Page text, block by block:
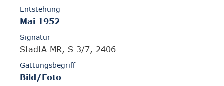
Entstehung
Mai 1952
Signatur
StadtA MR, S 3/7, 2406
Gattungsbegriff
Bild/Foto